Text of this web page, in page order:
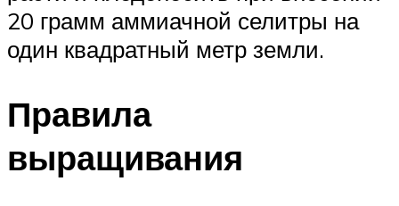
20 грамм аммиачной селитры на
один квадратный метр земли.
Правила
выращивания